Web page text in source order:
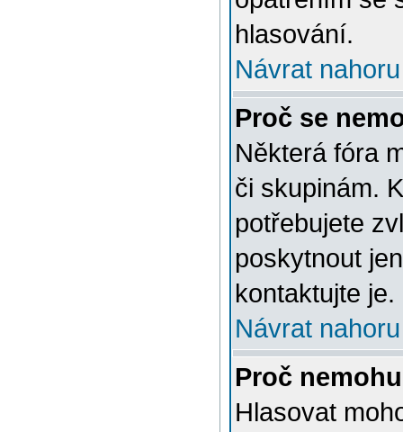
hlasování.
Návrat nahoru
Proč se
Některá fóra
či skupinám.
potřebujete
poskytnout
kontaktujte je.
Návrat nahoru
Proč
Hlasovat